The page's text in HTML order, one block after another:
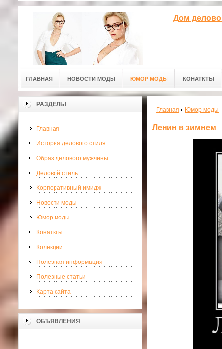
Дом
ГЛАВНАЯ НОВОСТИ МОДЫ ЮМОР МОДЫ КОНАТКТЫ
РАЗДЕЛЫ
Главная
История делового стиля
Образ делового мужчины
Деловой стиль
Корпоративный имидж
Новости моды
Юмор моды
Конаткты
Колекции
Полезная информация
Полезные статьи
Карта сайта
ОБЪЯВЛЕНИЯ
Главная Юмор моды
Ленин в зимнем